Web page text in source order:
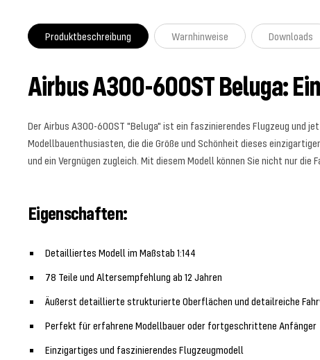
Produktbeschreibung Warnhinweise Downloads
Airbus A300-600ST Beluga:
Der Airbus A300-600ST "Beluga" ist ein faszinierendes Flugzeug
Modellbauenthusiasten, die die Größe und Schönheit dieses
und ein Vergnügen zugleich. Mit diesem Modell können Sie nicht nur
Eigenschaften:
Detailliertes Modell im Maßstab 1:144
78 Teile und Altersempfehlung ab 12 Jahren
Äußerst detaillierte strukturierte Oberflächen und detailreiche
Perfekt für erfahrene Modellbauer oder fortgeschrittene Anfänger
Einzigartiges und faszinierendes Flugzeugmodell